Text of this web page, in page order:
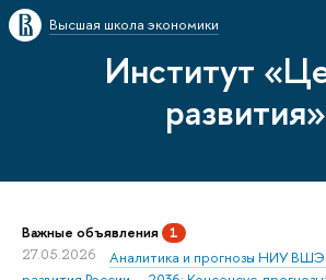
Высшая школа экономики
Институт
развития»
Важные объявления 1
27.05.2026
Аналитика и прогнозы НИУ